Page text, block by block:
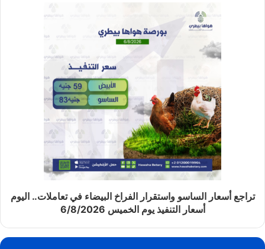
تراجع أسعار الساسو واستقرار الفراخ البيضاء في تعاملات.. اليوم
أسعار التنفيذ يوم الخميس 6/8/2026